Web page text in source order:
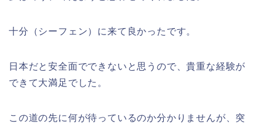
十分（シーフェン）に来て良かったです。
日本だと安全面でできないと思うので、貴重な経験が
できて大満足でした。
この道の先に何が待っているのか分かりませんが、突